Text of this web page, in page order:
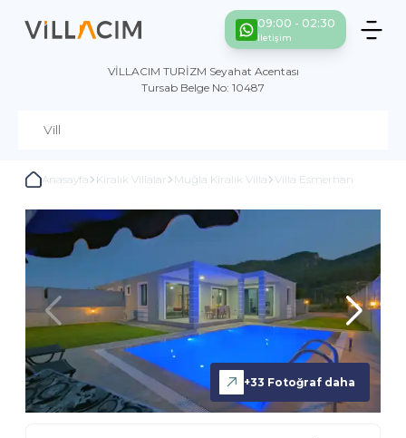
09:00 - 02:30
İletişim
VİLLACIM TURİZM Seyahat Acentası
Tursab Belge No: 10487
Anasayfa Kiralık Villalar Muğla Kiralık Villa Villa Esmerhan
+33 Fotoğraf daha